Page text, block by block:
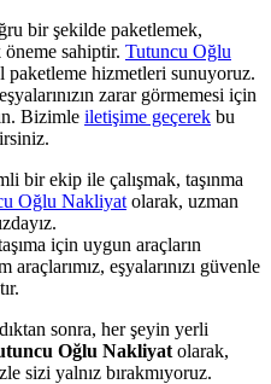
bir şekilde paketlemek,
sahiptir. Tutuncu Oğlu
paketleme hizmetleri sunuyoruz.
zarar görmemesi için
Bizimle iletişime geçerek bu
bir ekip ile çalışmak, taşınma
Oğlu Nakliyat olarak, uzman
için uygun araçların
eşyalarınızı güvenle
sonra, her şeyin yerli
Oğlu Nakliyat olarak,
sizi yalnız bırakmıyoruz.